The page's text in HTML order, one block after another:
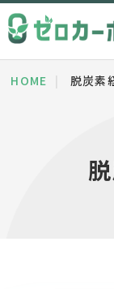
HOME 脱炭素